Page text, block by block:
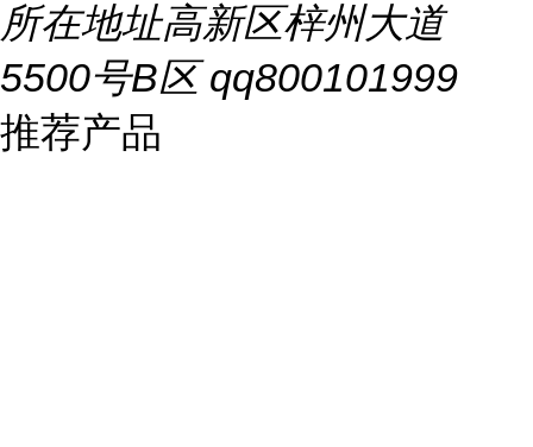
所在地址高新区梓州大道
5500号B区 qq800101999
推荐产品